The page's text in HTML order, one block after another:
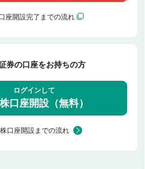
座開設完了までの流れ
券の口座をお持ちの方
ログインして
口座開設（無料）
口座開設までの流れ